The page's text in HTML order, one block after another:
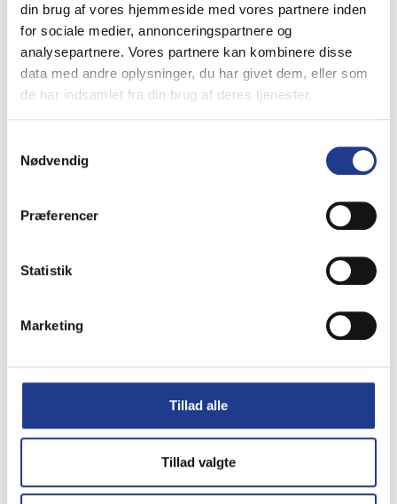
din brug af vores hjemmeside med vores partnere inden
for sociale medier, annonceringspartnere og
analysepartnere. Vores partnere kan kombinere disse
data med andre oplysninger, du har givet dem, eller som
de har indsamlet fra din brug af deres tjenester.
Nødvendig
Præferencer
Statistik
Marketing
Tillad alle
Tillad valgte
Skal man bruge fleksibel fliseklæb?
Fleksibel fliseklæb anbefales ofte på
underlag, der kan bevæge sig, eller hvor
der stilles ekstra krav til vedhæftning og
Tilbehør
Hvilket tilbehør kan være nødvendigt
tandspartler, glitteværktøj og
Hvorfor anvendes primer?
Primer forbedrer vedhæftningen
mellem underlag og efterfølgende
produkter som fliseklæb, spartelmasse